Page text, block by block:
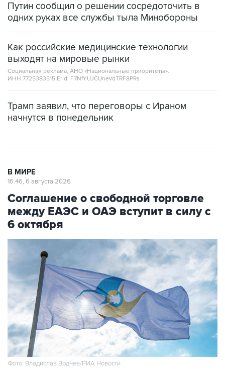
Путин сообщил о решении сосредоточить в
одних руках все службы тыла Минобороны
Как российские медицинские технологии
выходят на мировые рынки
Социальная реклама, АНО «Национальные приоритеты».
ИНН 7725383515 Erid: F7NfYUJCUneVdTRF8PRs
Трамп заявил, что переговоры с Ираном
начнутся в понедельник
В МИРЕ
16:46, 6 августа 2026
Соглашение о свободной торговле
между ЕАЭС и ОАЭ вступит в силу с
6 октября
Фото: Владислав Воднев/РИА Новости